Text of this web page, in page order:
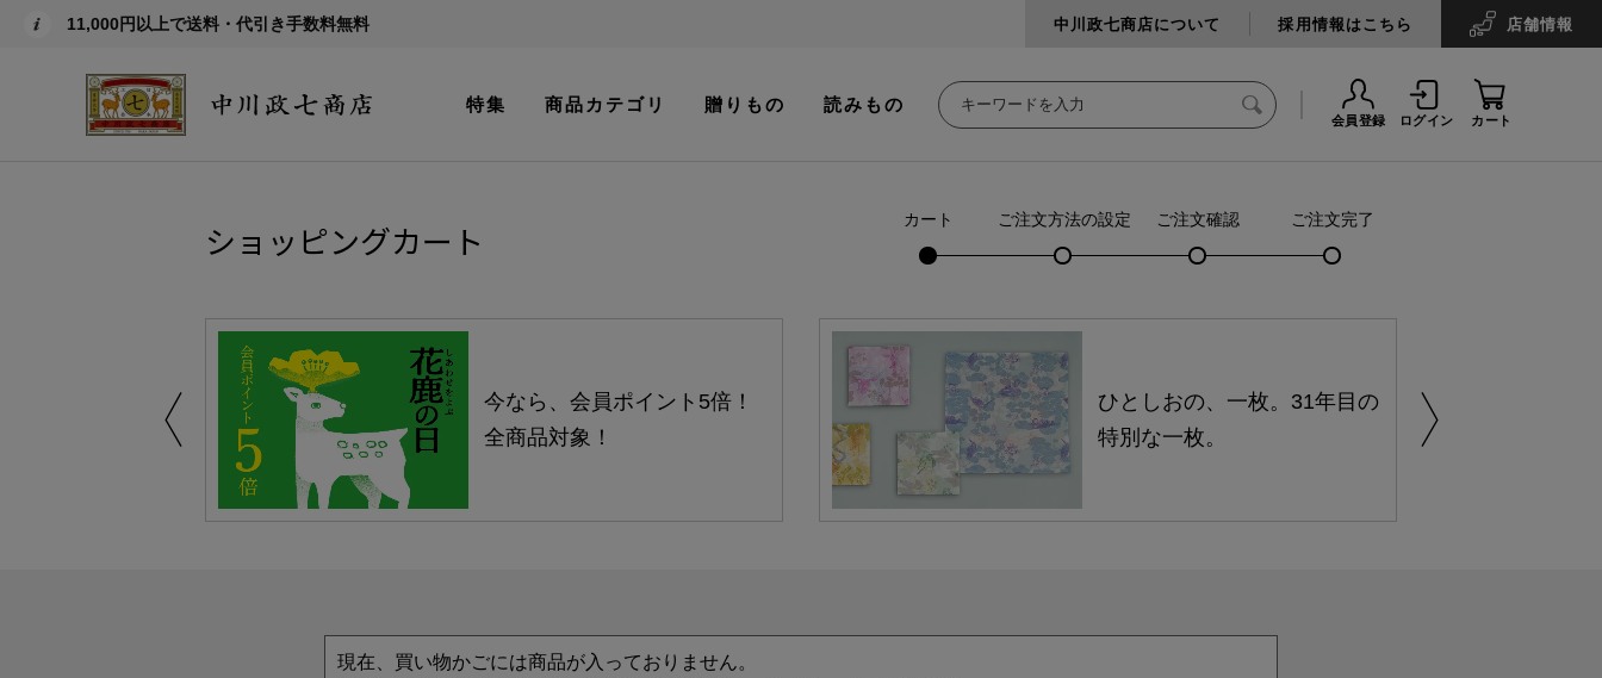
11,000円以上で送料・代引き手数料無料 中川政七商店について 採用情報はこちら 店舗情報
特集 商品カテゴリ 贈りもの 読みもの
会員登録 ログイン カート
ショッピングカート カート ご注文方法の設定 ご注文確認 ご注文完了
今なら、会員ポイント5倍！
全商品対象！
ひとしおの、一枚。31年目の
特別な一枚。
現在、買い物かごには商品が入っておりません。